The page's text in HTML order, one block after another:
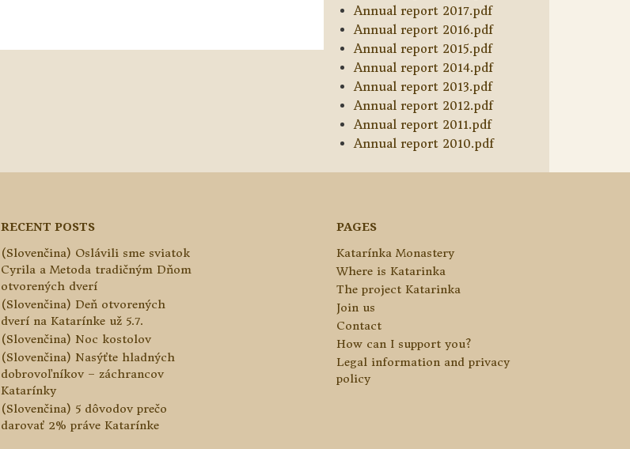
Annual report 2017.pdf
Annual report 2016.pdf
Annual report 2015.pdf
Annual report 2014.pdf
Annual report 2013.pdf
Annual report 2012.pdf
Annual report 2011.pdf
Annual report 2010.pdf
RECENT POSTS
(Slovenčina) Oslávili sme sviatok
Cyrila a Metoda tradičným Dňom
otvorených dverí
(Slovenčina) Deň otvorených
dverí na Katarínke už 5.7.
(Slovenčina) Noc kostolov
(Slovenčina) Nasýťte hladných
dobrovoľníkov – záchrancov
Katarínky
(Slovenčina) 5 dôvodov prečo
darovať 2% práve Katarínke
PAGES
Katarínka Monastery
Where is Katarinka
The project Katarinka
Join us
Contact
How can I support you?
Legal information and privacy
policy